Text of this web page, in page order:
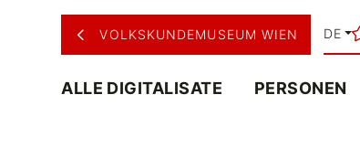
VOLKSKUNDEMUSEUM WIEN DE
ALLE DIGITALISATE PERSONEN